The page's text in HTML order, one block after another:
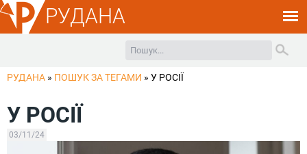
РУДАНА
РУДАНА » ПОШУК ЗА ТЕГАМИ » У РОСІЇ
У РОСІЇ
03/11/24